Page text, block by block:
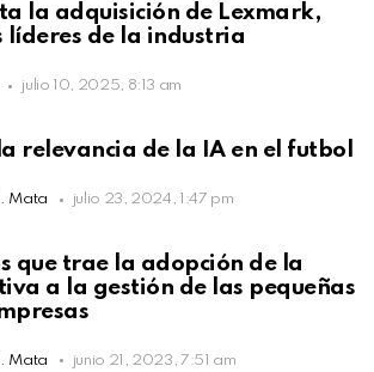
la adquisición de Lexmark,
líderes de la industria
julio 10, 2025, 8:13 am
relevancia de la IA en el futbol
Mata julio 23, 2024, 1:47 pm
que trae la adopción de la
a la gestión de las pequeñas
Mata junio 21, 2023, 7:51 am